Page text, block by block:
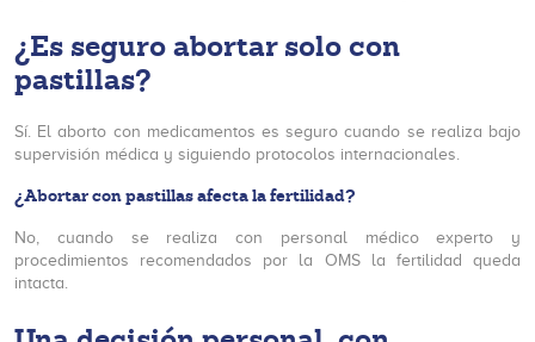
¿Es seguro abortar solo con
pastillas?
Sí. El aborto con medicamentos es seguro cuando se realiza bajo
supervisión médica y siguiendo protocolos internacionales.
¿Abortar con pastillas afecta la fertilidad?
No, cuando se realiza con personal médico experto y
procedimientos recomendados por la OMS la fertilidad queda
intacta.